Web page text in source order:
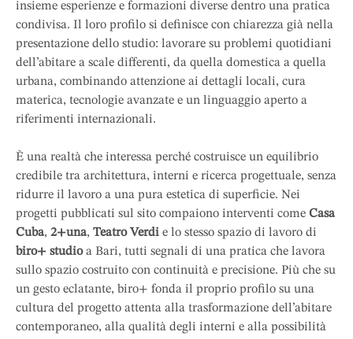
insieme esperienze e formazioni diverse dentro una pratica
condivisa. Il loro profilo si definisce con chiarezza già nella
presentazione dello studio: lavorare su problemi quotidiani
dell’abitare a scale differenti, da quella domestica a quella
urbana, combinando attenzione ai dettagli locali, cura
materica, tecnologie avanzate e un linguaggio aperto a
riferimenti internazionali.
È una realtà che interessa perché costruisce un equilibrio
credibile tra architettura, interni e ricerca progettuale, senza
ridurre il lavoro a una pura estetica di superficie. Nei
progetti pubblicati sul sito compaiono interventi come Casa
Cuba, 2+una, Teatro Verdi e lo stesso spazio di lavoro di
biro+ studioa Bari, tutti segnali di una pratica che lavora
sullo spazio costruito con continuità e precisione. Più che su
un gesto eclatante, biro+ fonda il proprio profilo su una
cultura del progetto attenta alla trasformazione dell’abitare
contemporaneo, alla qualità degli interni e alla possibilità